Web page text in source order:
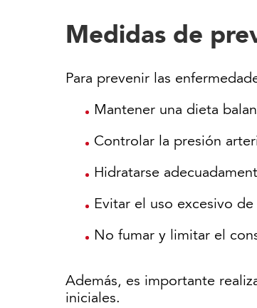
Medidas de
Para prevenir las
Mantener una dieta
Controlar la presión
Hidratarse
Evitar el uso excesivo
No fumar y limitar el
Además, es importante
iniciales.